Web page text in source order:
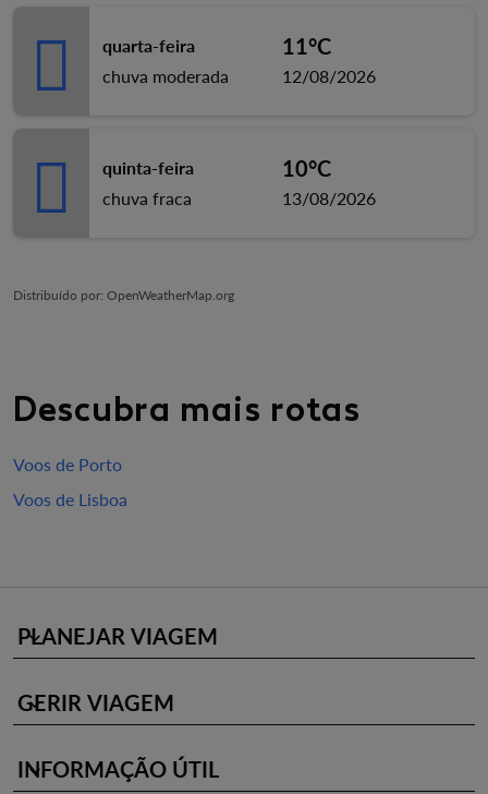
quarta-feira
chuva moderada
11°C
12/08/2026
quinta-feira
chuva fraca
10°C
13/08/2026
Distribuído por: OpenWeatherMap.org
Descubra mais rotas
Voos de Porto
Voos de Lisboa
PLANEJAR VIAGEM
keyboard_arrow_down
GERIR VIAGEM
keyboard_arrow_down
INFORMAÇÃO ÚTIL
keyboard_arrow_down